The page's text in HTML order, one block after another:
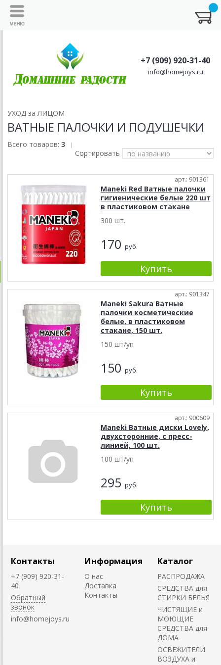
+7 (909) 920-31-40
info@homejoys.ru
УХОД за ЛИЦОМ
ВАТНЫЕ ПАЛОЧКИ И ПОДУШЕЧКИ
Всего товаров: 3 |
Сортировать
арт.: 901361
Maneki Red Ватные палочки
гигиенические белые 220 шт
в пластиковом стакане
300 шт.
170 руб.
арт.: 901347
Maneki Sakura Ватные
палочки косметические
белые, в пластиковом
стакане, 150 шт.
150 шт/уп
150 руб.
арт.: 900609
Maneki Ватные диски Lovely,
двухсторонние, с пресс-
линией, 100 шт.
100 шт/уп
295 руб.
Контакты
+7 (909) 920-31-
40
Обратный
звонок
info@homejoys.ru
Информация
О нас
Доставка
Контакты
Каталог
РАСПРОДАЖА
СРЕДСТВА для
СТИРКИ БЕЛЬЯ
ЧИСТЯЩИЕ и
МОЮЩИЕ
СРЕДСТВА для
ДОМА
ОСВЕЖИТЕЛИ
ВОЗДУХА и